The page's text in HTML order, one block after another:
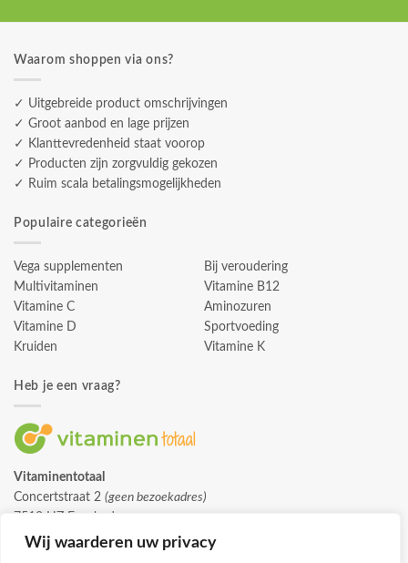
Wij waarderen uw privacy
Waarom shoppen via ons?
✓ Uitgebreide product omschrijvingen
✓ Groot aanbod en lage prijzen
✓ Klanttevredenheid staat voorop
✓ Producten zijn zorgvuldig gekozen
✓ Ruim scala betalingsmogelijkheden
Populaire categorieën
Vega supplementen
Multivitaminen
Vitamine C
Vitamine D
Kruiden
Bij veroudering
Vitamine B12
Aminozuren
Sportvoeding
Vitamine K
Heb je een vraag?
Vitaminentotaal
Concertstraat 2 (geen bezoekadres)
info@vitaminentotaal.nl